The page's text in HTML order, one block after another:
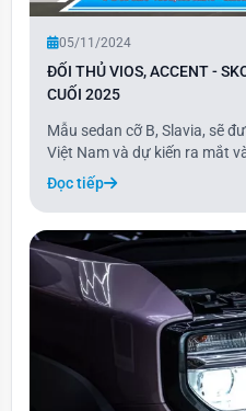
05/11/2024
ĐỐI THỦ VIOS, ACCENT -
CUỐI 2025
Mẫu sedan cỡ B, Slavia, sẽ
Việt Nam và dự kiến ra mắt
Skoda Việt Nam, sau mẫu xe
theo được tập đoàn Thành
thức thương hiệu ô tô Czech
Đọc tiếp